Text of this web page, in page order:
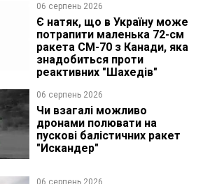
06 серпень 2026
Є натяк, що в Україну може
потрапити маленька 72-см
ракета CM-70 з Канади, яка
знадобиться проти
реактивних "Шахедів"
06 серпень 2026
Чи взагалі можливо
дронами полювати на
пускові балістичних ракет
"Искандер"